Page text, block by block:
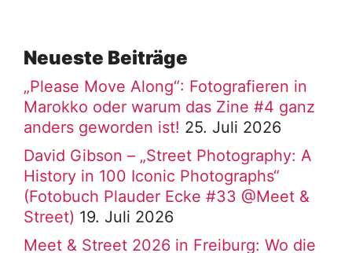
Neueste Beiträge
„Please Move Along“: Fotografieren in
Marokko oder warum das Zine #4 ganz
anders geworden ist! 25. Juli 2026
David Gibson – „Street Photography: A
History in 100 Iconic Photographs“
(Fotobuch Plauder Ecke #33 @Meet &
Street) 19. Juli 2026
Meet & Street 2026 in Freiburg: Wo die